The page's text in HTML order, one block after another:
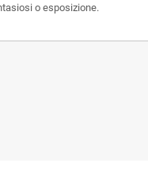
o esposizione.